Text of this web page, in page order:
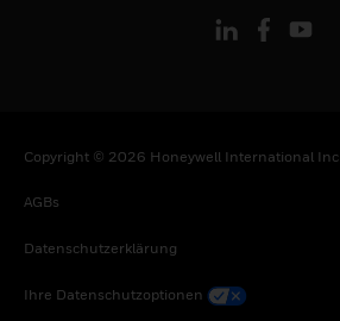
Copyright © 2026 Honeywell International Inc
AGBs
Datenschutzerklärung
Ihre Datenschutzoptionen